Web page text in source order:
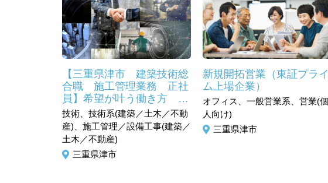
【三重県津市 建築技術総
合職 施工管理業務 正社
員】希望が叶う働き方 実
務経験が活かせます
技術、技術系(建築／土木／不動
産)、施工管理／設備工事(建築／
土木／不動産)
三重県津市
新規開拓営業（東証プラ
ム上場企業）
オフィス、一般営業系、営業(個
人向け)
三重県津市